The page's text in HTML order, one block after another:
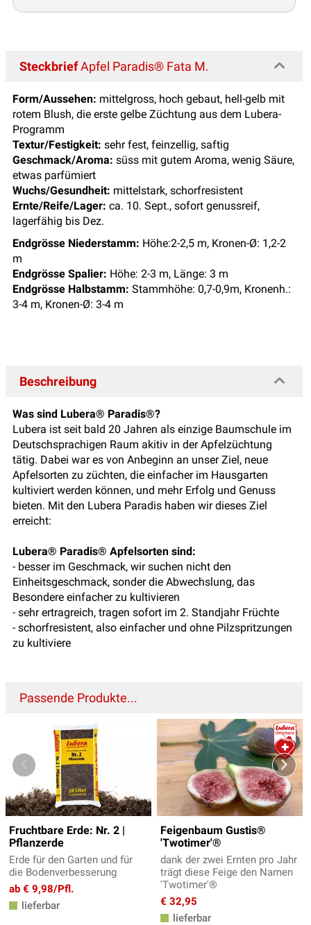
SteckbriefApfel Paradis® Fata M.
Form/Aussehen: mittelgross, hoch gebaut, hell-gelb mit
rotem Blush, die erste gelbe Züchtung aus dem Lubera-
Programm
Textur/Festigkeit: sehr fest, feinzellig, saftig
Geschmack/Aroma: süss mit gutem Aroma, wenig Säure,
etwas parfümiert
Wuchs/Gesundheit: mittelstark, schorfresistent
Ernte/Reife/Lager: ca. 10. Sept., sofort genussreif,
lagerfähig bis Dez.
Endgrösse Niederstamm: Höhe:2-2,5 m, Kronen-Ø: 1,2-2
m
Endgrösse Spalier: Höhe: 2-3 m, Länge: 3 m
Endgrösse Halbstamm: Stammhöhe: 0,7-0,9m, Kronenh.:
3-4 m, Kronen-Ø: 3-4 m
Beschreibung
Was sind Lubera® Paradis®?
Lubera ist seit bald 20 Jahren als einzige Baumschule im
Deutschsprachigen Raum akitiv in der Apfelzüchtung
tätig. Dabei war es von Anbeginn an unser Ziel, neue
Apfelsorten zu züchten, die einfacher im Hausgarten
kultiviert werden können, und mehr Erfolg und Genuss
bieten. Mit den Lubera Paradis haben wir dieses Ziel
erreicht:
Lubera® Paradis® Apfelsorten sind:
- besser im Geschmack, wir suchen nicht den
Einheitsgeschmack, sonder die Abwechslung, das
Besondere einfacher zu kultivieren
- sehr ertragreich, tragen sofort im 2. Standjahr Früchte
- schorfresistent, also einfacher und ohne Pilzspritzungen
zu kultiviere
Passende Produkte...
Fruchtbare Erde: Nr. 2 |
Pflanzerde
Erde für den Garten und für
die Bodenverbesserung
ab € 9,98/Pfl.
lieferbar
Feigenbaum Gustis®
'Twotimer'®
dank der zwei Ernten pro Jahr
trägt diese Feige den Namen
'Twotimer'®
€ 32,95
lieferbar